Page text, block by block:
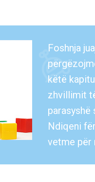
Foshnja
këtë
zhvillimit
Ndiqeni
vetme për